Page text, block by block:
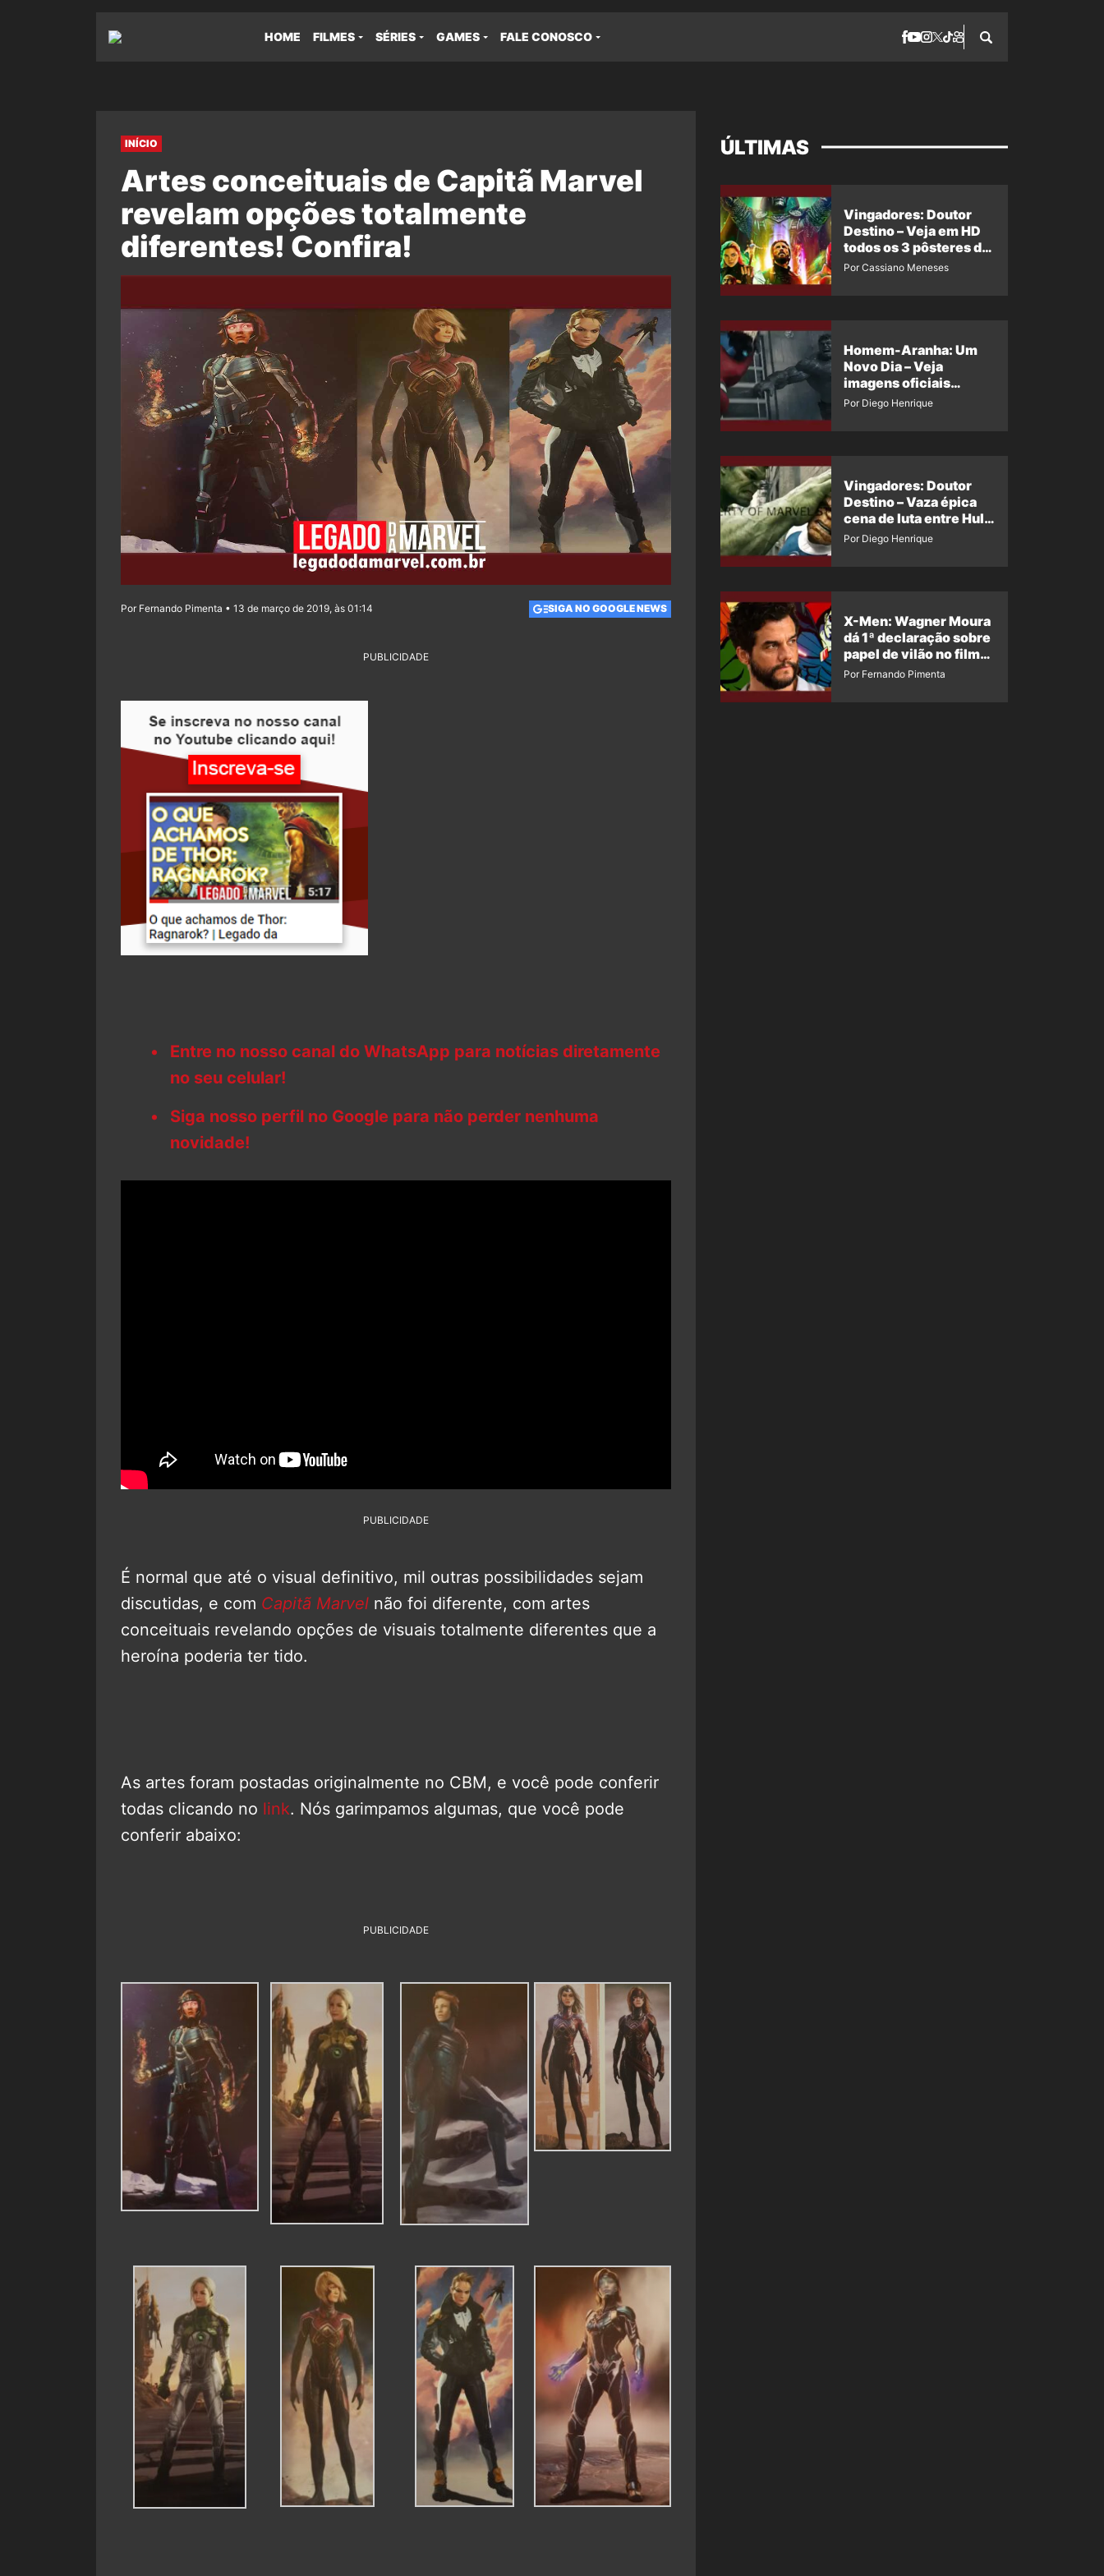
HOME FILMES SÉRIES GAMES FALE CONOSCO
INÍCIO
Artes conceituais de Capitã Marvel
revelam opções totalmente
diferentes! Confira!
Por Fernando Pimenta • 13 de março de 2019, às 01:14 SIGA NO GOOGLE NEWS
PUBLICIDADE
Entre no nosso canal do WhatsApp para notícias diretamente
no seu celular!
Siga nosso perfil no Google para não perder nenhuma
novidade!
PUBLICIDADE
É normal que até o visual definitivo, mil outras possibilidades sejam
discutidas, e com Capitã Marvel não foi diferente, com artes
conceituais revelando opções de visuais totalmente diferentes que a
heroína poderia ter tido.
As artes foram postadas originalmente no CBM, e você pode conferir
todas clicando no link. Nós garimpamos algumas, que você pode
conferir abaixo:
PUBLICIDADE
ÚLTIMAS
Vingadores: Doutor
Destino – Veja em HD
todos os 3 pôsteres de
‘Doomsday’ + 1 imagem
Por Cassiano Meneses
Homem-Aranha: Um
Novo Dia – Veja
imagens oficiais
descartadas do Hulk
Por Diego Henrique
Vingadores: Doutor
Destino – Vaza épica
cena de luta entre Hulk
e o Coisa
Por Diego Henrique
X-Men: Wagner Moura
dá 1ª declaração sobre
papel de vilão no filme
da Marvel
Por Fernando Pimenta